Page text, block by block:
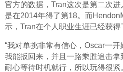
官方的数据，Tran这次是第二次
是在2014年得了第18。而
示，Tran在个人职业生涯已经获得
“我对单挑非常有信心，Oscar一
我能扳回来，并且一路乘胜追击
耐心等待时机就行，所以玩得很